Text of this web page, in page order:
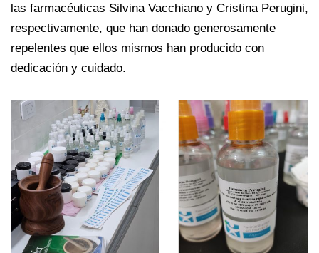
las farmacéuticas Silvina Vacchiano y Cristina Perugini,
respectivamente, que han donado generosamente
repelentes que ellos mismos han producido con
dedicación y cuidado.